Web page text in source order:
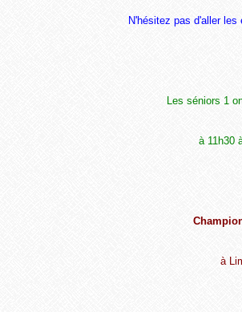
N'hésitez pas d'aller
Les séniors 1
à 11h30
à